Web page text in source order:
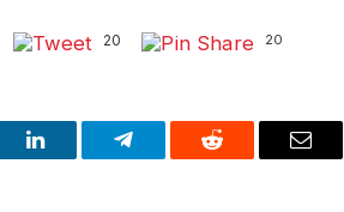
20 20
LinkedIn Telegram Reddit Email